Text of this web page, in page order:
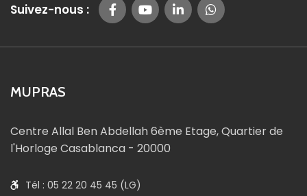
Suivez-nous :
MUPRAS
Centre Allal Ben Abdellah 6ème Etage, Quartier de
l'Horloge Casablanca - 20000
Tél : 05 22 20 45 45 (LG)